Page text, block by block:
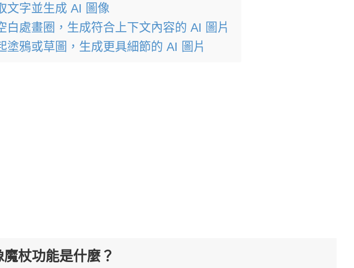
文字並生成 AI 圖像
白處畫圈，生成符合上下文內容的 AI 圖片
塗鴉或草圖，生成更具細節的 AI 圖片
杖功能是什麼？